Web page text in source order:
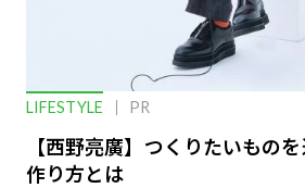
LIFESTYLE PR
【西野亮廣】つくりたいもの
作り方とは